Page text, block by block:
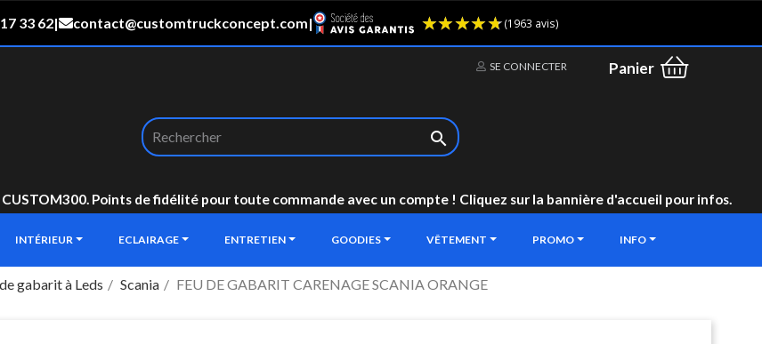
33 62| contact@customtruckconcept.com|
SE CONNECTER Panier

CUSTOM300. Points de fidélité pour toute commande avec un compte ! Cliquez sur la bannière d'accueil pour infos.
INTÉRIEUR ECLAIRAGE ENTRETIEN GOODIES VÊTEMENT PROMO INFO
gabarit à Leds Scania FEU DE GABARIT CARENAGE SCANIA ORANGE